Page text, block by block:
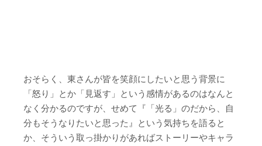
おそらく、東さんが皆を笑顔にしたいと思う背景に
「怒り」とか「見返す」という感情があるのはなんと
なく分かるのですが、せめて『「光る」のだから、自
分もそうなりたいと思った』という気持ちを語ると
か、そういう取っ掛かりがあればストーリーやキャラ